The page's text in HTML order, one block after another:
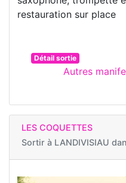
restauration sur place
Détail sortie
Autres
LES COQUETTES
Sortir à LANDIVISIAU